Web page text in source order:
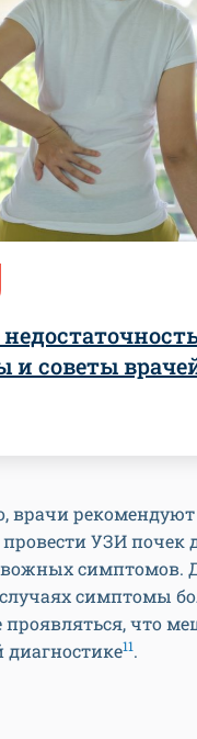
советы
врачи рекомендуют
УЗИ почек
симптомов.
симптомы
проявляться, что
диагностике11.